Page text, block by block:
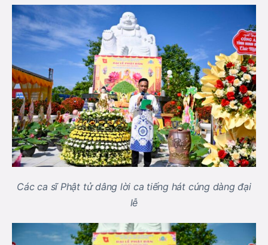
Các ca sĩ Phật tử dâng lời ca tiếng hát cúng dàng đại
lễ